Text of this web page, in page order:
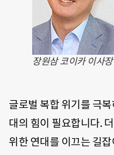
장원삼 코이카 이사장
글로벌 복합 위기를 극
대의 힘이 필요합니다.
위한 연대를 이끄는 길